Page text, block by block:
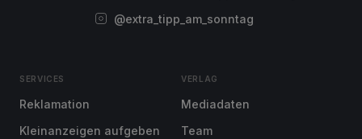
@extra_tipp_am_sonntag
SERVICES
Reklamation
Kleinanzeigen aufgeben
VERLAG
Mediadaten
Team